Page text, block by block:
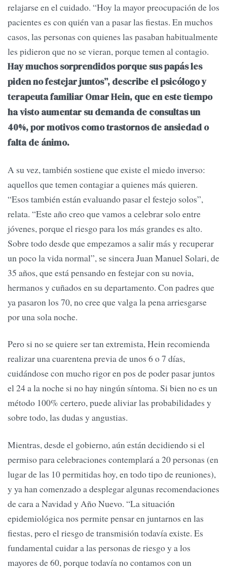
relajarse en el cuidado. “Hoy la mayor preocupación de los
pacientes es con quién van a pasar las fiestas. En muchos
casos, las personas con quienes las pasaban habitualmente
les pidieron que no se vieran, porque temen al contagio.
Hay muchos sorprendidos porque sus papás les
piden no festejar juntos”, describe el psicólogo y
terapeuta familiar Omar Hein, que en este tiempo
ha visto aumentar su demanda de consultas un
40%, por motivos como trastornos de ansiedad o
falta de ánimo.
A su vez, también sostiene que existe el miedo inverso:
aquellos que temen contagiar a quienes más quieren.
“Esos también están evaluando pasar el festejo solos”,
relata. “Este año creo que vamos a celebrar solo entre
jóvenes, porque el riesgo para los más grandes es alto.
Sobre todo desde que empezamos a salir más y recuperar
un poco la vida normal”, se sincera Juan Manuel Solari, de
35 años, que está pensando en festejar con su novia,
hermanos y cuñados en su departamento. Con padres que
ya pasaron los 70, no cree que valga la pena arriesgarse
por una sola noche.
Pero si no se quiere ser tan extremista, Hein recomienda
realizar una cuarentena previa de unos 6 o 7 días,
cuidándose con mucho rigor en pos de poder pasar juntos
el 24 a la noche si no hay ningún síntoma. Si bien no es un
método 100% certero, puede aliviar las probabilidades y
sobre todo, las dudas y angustias.
Mientras, desde el gobierno, aún están decidiendo si el
permiso para celebraciones contemplará a 20 personas (en
lugar de las 10 permitidas hoy, en todo tipo de reuniones),
y ya han comenzado a desplegar algunas recomendaciones
de cara a Navidad y Año Nuevo. “La situación
epidemiológica nos permite pensar en juntarnos en las
fiestas, pero el riesgo de transmisión todavía existe. Es
fundamental cuidar a las personas de riesgo y a los
mayores de 60, porque todavía no contamos con un